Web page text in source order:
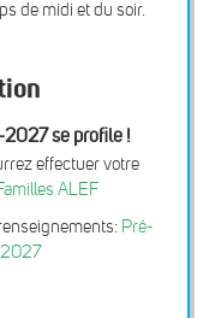
de midi et du soir.
se profile !
effectuer votre
ALEF
Pré-